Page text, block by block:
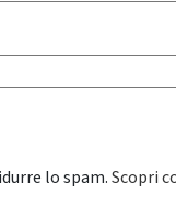
lo spam.Scopri